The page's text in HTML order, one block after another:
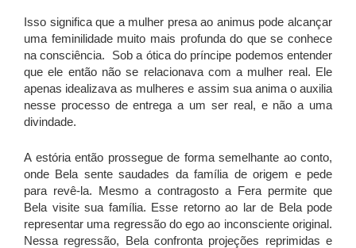
Isso significa que a mulher presa ao animus pode alcançar
uma feminilidade muito mais profunda do que se conhece
na consciência. Sob a ótica do príncipe podemos entender
que ele então não se relacionava com a mulher real. Ele
apenas idealizava as mulheres e assim sua anima o auxilia
nesse processo de entrega a um ser real, e não a uma
divindade.
A estória então prossegue de forma semelhante ao conto,
onde Bela sente saudades da família de origem e pede
para revê-la. Mesmo a contragosto a Fera permite que
Bela visite sua família. Esse retorno ao lar de Bela pode
representar uma regressão do ego ao inconsciente original.
Nessa regressão, Bela confronta projeções reprimidas e